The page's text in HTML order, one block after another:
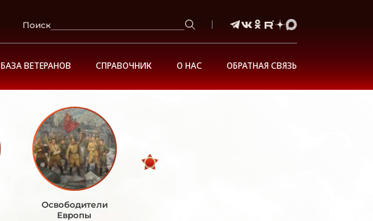
Поиск
БАЗА ВЕТЕРАНОВ СПРАВОЧНИК О НАС ОБРАТНАЯ СВЯЗЬ
Освободители
Европы